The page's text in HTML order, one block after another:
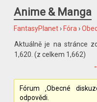
Anime & Manga
FantasyPlanet › Fóra ›
Aktuálně je na stránce
1,620. (z celkem 1,662)
Fórum ‚Obecné
odpovědi.